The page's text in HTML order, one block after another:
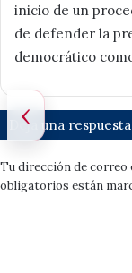
inicio de un
de defender la
democrático
Deja una respuesta
Tu dirección de correo
obligatorios están
‹